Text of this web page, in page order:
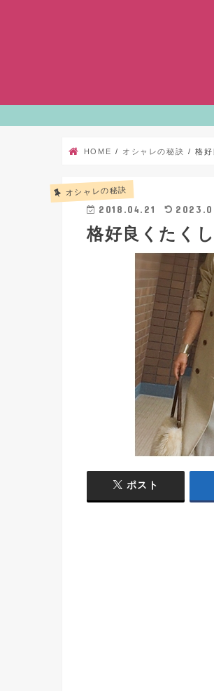
HOME オシャレの秘訣 格
オシャレの秘訣
2018.04.21
格好良くたく
ポスト